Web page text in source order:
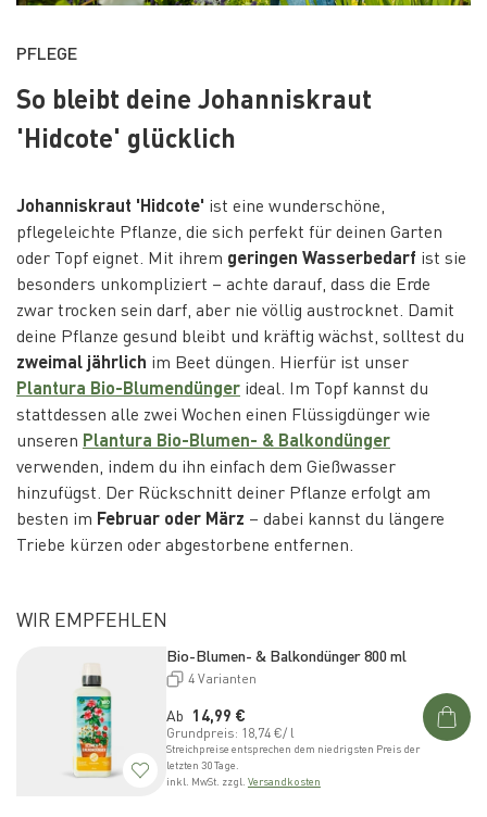
PFLEGE
So bleibt deine Johanniskraut
'Hidcote' glücklich
Johanniskraut 'Hidcote' ist eine wunderschöne,
pflegeleichte Pflanze, die sich perfekt für deinen Garten
oder Topf eignet. Mit ihrem geringen Wasserbedarf ist sie
besonders unkompliziert – achte darauf, dass die Erde
zwar trocken sein darf, aber nie völlig austrocknet. Damit
deine Pflanze gesund bleibt und kräftig wächst, solltest du
zweimal jährlich im Beet düngen. Hierfür ist unser
Plantura Bio-Blumendünger ideal. Im Topf kannst du
stattdessen alle zwei Wochen einen Flüssigdünger wie
unseren Plantura Bio-Blumen- & Balkondünger
verwenden, indem du ihn einfach dem Gießwasser
hinzufügst. Der Rückschnitt deiner Pflanze erfolgt am
besten im Februar oder März – dabei kannst du längere
Triebe kürzen oder abgestorbene entfernen.
WIR EMPFEHLEN
Bio-Blumen- & Balkondünger 800 ml
4 Varianten
Ab Normaler Preis
14,99 €
Grundpreis: 18,74 €/ l
Streichpreise entsprechen dem niedrigsten Preis der
letzten 30 Tage.
inkl. MwSt. zzgl. Versandkosten